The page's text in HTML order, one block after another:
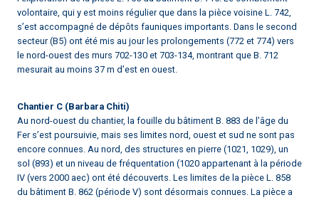
volontaire, qui y est moins régulier que dans la pièce voisine L. 742,
s’est accompagné de dépôts fauniques importants. Dans le second
secteur (B5) ont été mis au jour les prolongements (772 et 774) vers
le nord-ouest des murs 702-130 et 703-134, montrant que B. 712
mesurait au moins 37 m d’est en ouest.
Chantier C (Barbara Chiti)
Au nord-ouest du chantier, la fouille du bâtiment B. 883 de l’âge du
Fer s’est poursuivie, mais ses limites nord, ouest et sud ne sont pas
encore connues. Au nord, des structures en pierre (1021, 1029), un
sol (893) et un niveau de fréquentation (1020 appartenant à la période
IV (vers 2000 aec) ont été découverts. Les limites de la pièce L. 858
du bâtiment B. 862 (période V) sont désormais connues. La pièce a